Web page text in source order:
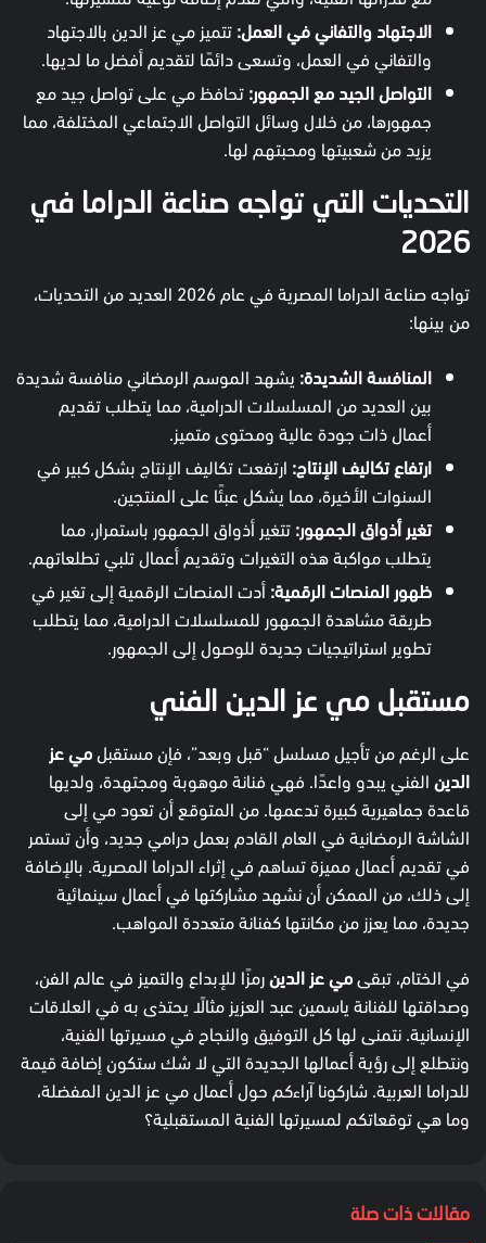
الاجتهاد والتفاني في العمل: تتميز مي عز الدين بالاجتهاد
والتفاني في العمل، وتسعى دائمًا لتقديم أفضل ما لديها.
التواصل الجيد مع الجمهور: تحافظ مي على تواصل جيد مع
جمهورها، من خلال وسائل التواصل الاجتماعي المختلفة، مما
يزيد من شعبيتها ومحبتهم لها.
التحديات التي تواجه صناعة الدراما في
2026
تواجه صناعة الدراما المصرية في عام 2026 العديد من التحديات،
من بينها:
المنافسة الشديدة: يشهد الموسم الرمضاني منافسة شديدة
بين العديد من المسلسلات الدرامية، مما يتطلب تقديم
أعمال ذات جودة عالية ومحتوى متميز.
ارتفاع تكاليف الإنتاج: ارتفعت تكاليف الإنتاج بشكل كبير في
السنوات الأخيرة، مما يشكل عبئًا على المنتجين.
تغير أذواق الجمهور: تتغير أذواق الجمهور باستمرار، مما
يتطلب مواكبة هذه التغيرات وتقديم أعمال تلبي تطلعاتهم.
ظهور المنصات الرقمية: أدت المنصات الرقمية إلى تغير في
طريقة مشاهدة الجمهور للمسلسلات الدرامية، مما يتطلب
تطوير استراتيجيات جديدة للوصول إلى الجمهور.
مستقبل مي عز الدين الفني
على الرغم من تأجيل مسلسل “قبل وبعد”، فإن مستقبل مي عز
الدين الفني يبدو واعدًا. فهي فنانة موهوبة ومجتهدة، ولديها
قاعدة جماهيرية كبيرة تدعمها. من المتوقع أن تعود مي إلى
الشاشة الرمضانية في العام القادم بعمل درامي جديد، وأن تستمر
في تقديم أعمال مميزة تساهم في إثراء الدراما المصرية. بالإضافة
إلى ذلك، من الممكن أن نشهد مشاركتها في أعمال سينمائية
جديدة، مما يعزز من مكانتها كفنانة متعددة المواهب.
في الختام، تبقىمي عز الدينرمزًا للإبداع والتميز في عالم الفن،
وصداقتها للفنانة ياسمين عبد العزيز مثالًا يحتذى به في العلاقات
الإنسانية. نتمنى لها كل التوفيق والنجاح في مسيرتها الفنية،
ونتطلع إلى رؤية أعمالها الجديدة التي لا شك ستكون إضافة قيمة
للدراما العربية. شاركونا آراءكم حول أعمال مي عز الدين المفضلة،
وما هي توقعاتكم لمسيرتها الفنية المستقبلية؟
مقالات ذات صلة